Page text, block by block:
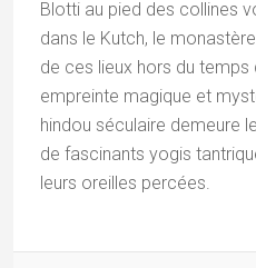
Blotti au pied des collines
dans le Kutch, le
de ces lieux hors du temps
empreinte magique et
hindou séculaire demeure
de fascinants yogis
leurs oreilles percées.